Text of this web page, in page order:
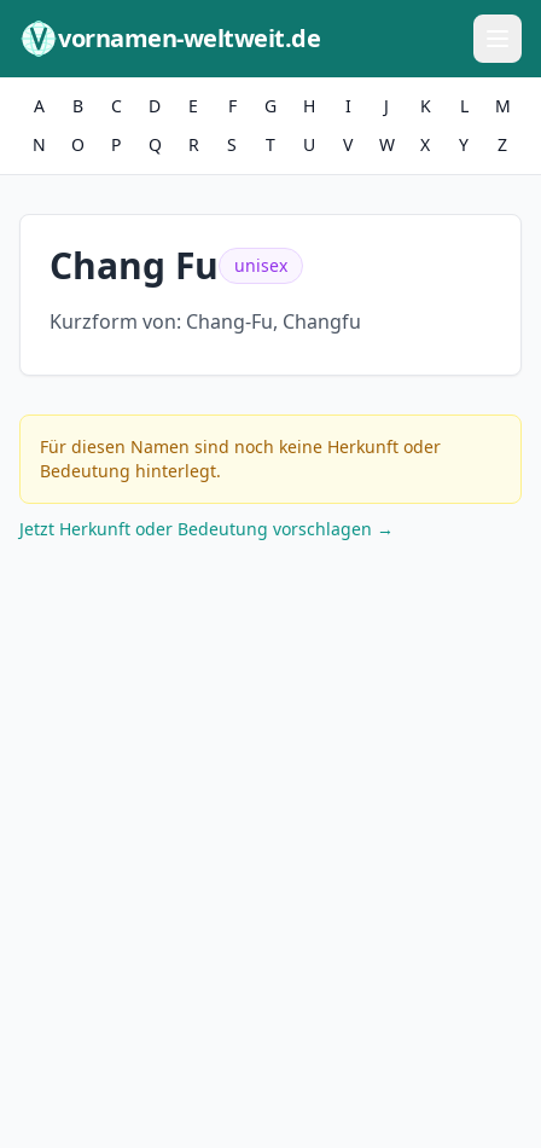
vornamen-weltweit.de
A B C D E F G H I J K L
M
N
O P Q R S T U V W X Y Z
Chang Fu unisex
Kurzform von: Chang-Fu, Changfu
Für diesen Namen sind noch keine Herkunft oder
Bedeutung hinterlegt.
Jetzt Herkunft oder Bedeutung vorschlagen →